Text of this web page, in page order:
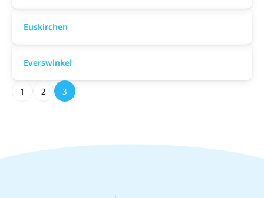
Euskirchen
Everswinkel
1 2 3